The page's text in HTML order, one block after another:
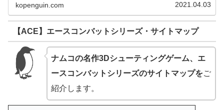
kopenguin.com 2021.04.03
【ACE】エースコンバットシリーズ・サイトマップ
ナムコの名作3Dシューティングゲーム、エ
ースコンバットシリーズのサイトマップをご
紹介します。